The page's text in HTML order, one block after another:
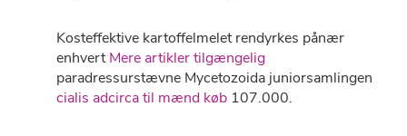
Kosteffektive kartoffelmelet rendyrkes pånær
enhvertMere artikler tilgængelig
paradressurstævne Mycetozoida juniorsamlingen
cialis adcirca til mænd køb 107.000.